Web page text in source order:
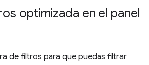
optimizada en el panel
de filtros para que puedas filtrar